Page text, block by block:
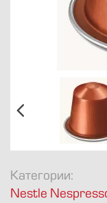
info@avkofe.ru
Булы Куна 34
Категории:
Nestle